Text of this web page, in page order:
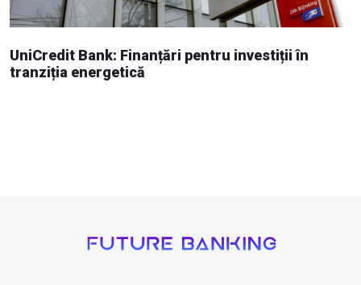
UniCredit Bank: Finanțări pentru investiții în
tranziția energetică